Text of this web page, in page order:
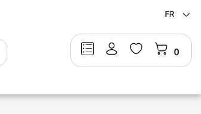
FR
0
Rechercher